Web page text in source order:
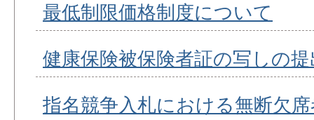
最低制限価格制度について
健康保険被保険者証の写しの
指名競争入札における無断欠